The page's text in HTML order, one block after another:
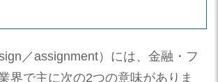
／assignment）には、金融・フ
界で主に次の2つの意味がありま